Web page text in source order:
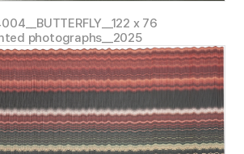
서울,한국, 2025
국, 2024
x 76
photographs__2025